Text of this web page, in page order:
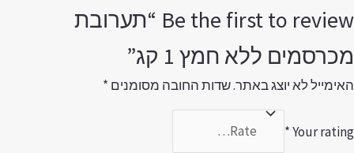
Be the first to review “תערובת
ללא חמץ 1 קג”
לא יוצג באתר.שדות החובה מסומנים*
Your
*